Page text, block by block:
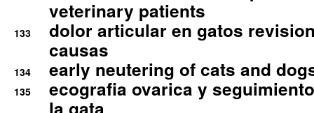
veterinary patients
133
dolor articular en gatos
causas
134 early neutering of cats and
135
ecografia ovarica y
la gata